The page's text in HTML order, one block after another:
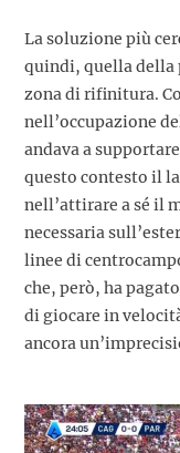
La soluzione più
quindi, quella della
zona di rifinitura.
nell’occupazione
andava a
questo contesto il
nell’attirare a sé il
necessaria
linee di
che, però, ha
di giocare in
ancora